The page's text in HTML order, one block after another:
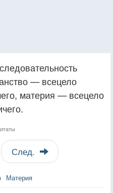
— всецело
материя — всецело
След.
Материя